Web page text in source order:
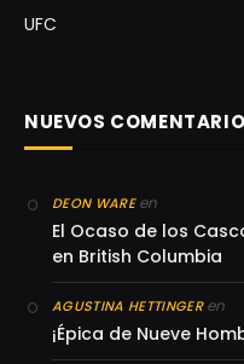
UFC
NUEVOS
DEON WAREen
El Ocaso de los
en British Columbia
AGUSTINA HETTINGERen
¡Épica de Nueve